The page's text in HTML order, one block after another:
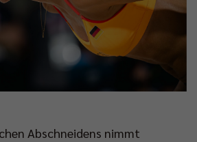
Abschneidens nimmt